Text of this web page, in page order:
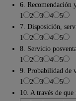
6. Recomendación
1
2 3 4
5
7. Disposición,
1
2 3 4
5
8. Servicio
1
2 3 4
5
9. Probabilidad de
1
2 3 4
5
10. A través de